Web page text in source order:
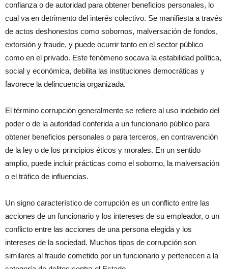
confianza o de autoridad para obtener beneficios personales, lo
cual va en detrimento del interés colectivo. Se manifiesta a través
de actos deshonestos como sobornos, malversación de fondos,
extorsión y fraude, y puede ocurrir tanto en el sector público
como en el privado. Este fenómeno socava la estabilidad política,
social y económica, debilita las instituciones democráticas y
favorece la delincuencia organizada.
El término corrupción generalmente se refiere al uso indebido del
poder o de la autoridad conferida a un funcionario público para
obtener beneficios personales o para terceros, en contravención
de la ley o de los principios éticos y morales. En un sentido
amplio, puede incluir prácticas como el soborno, la malversación
o el tráfico de influencias.
Un signo característico de corrupción es un conflicto entre las
acciones de un funcionario y los intereses de su empleador, o un
conflicto entre las acciones de una persona elegida y los
intereses de la sociedad. Muchos tipos de corrupción son
similares al fraude cometido por un funcionario y pertenecen a la